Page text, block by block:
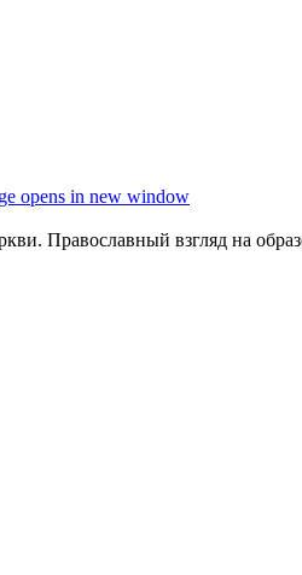
opens in new window
Православный взгляд на